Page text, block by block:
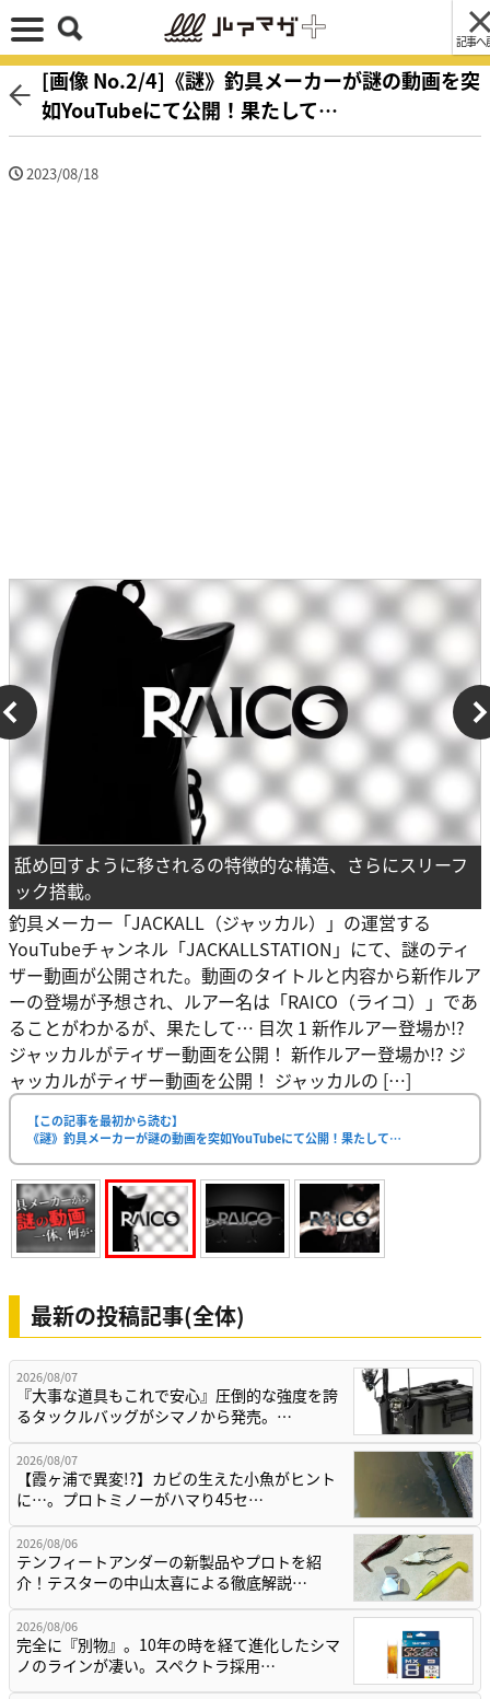
記事へ
[画像 No.2/4]《謎》釣具メーカーが謎の動画を突
如YouTubeにて公開！果たして…
2023/08/18
舐め回すように移されるの特徴的な構造、さらにスリーフ
ック搭載。
釣具メーカー「JACKALL（ジャッカル）」の運営する
YouTubeチャンネル「JACKALLSTATION」にて、謎のティ
ザー動画が公開された。動画のタイトルと内容から新作ルア
ーの登場が予想され、ルアー名は「RAICO（ライコ）」であ
ることがわかるが、果たして… 目次 1 新作ルアー登場か!?
ジャッカルがティザー動画を公開！ 新作ルアー登場か!? ジ
ャッカルがティザー動画を公開！ ジャッカルの […]
【この記事を最初から読む】
《謎》釣具メーカーが謎の動画を突如YouTubeにて公開！果たして…
最新の投稿記事(全体)
2026/08/07
『大事な道具もこれで安心』圧倒的な強度を誇
るタックルバッグがシマノから発売。…
2026/08/07
【霞ヶ浦で異変!?】カビの生えた小魚がヒント
に…。プロトミノーがハマり45セ…
2026/08/06
テンフィートアンダーの新製品やプロトを紹
介！テスターの中山太喜による徹底解説…
2026/08/06
完全に『別物』。10年の時を経て進化したシマ
ノのラインが凄い。スペクトラ採用…